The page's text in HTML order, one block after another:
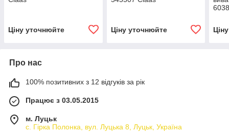
Ціну уточнюйте Ціну уточнюйте
Про нас
100% позитивних з 12 відгуків за рік
Працює з 03.05.2015
м. Луцьк
с. Гірка Полонка, вул. Луцька 8, Луцьк, Україна